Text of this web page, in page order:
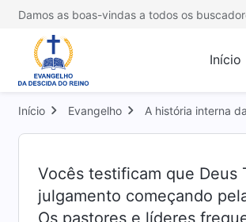
Damos as boas-vindas a todos os
Início
Início Evangelho A história interna
Vocês testificam que Deus
julgamento começando
Os pastores e líderes